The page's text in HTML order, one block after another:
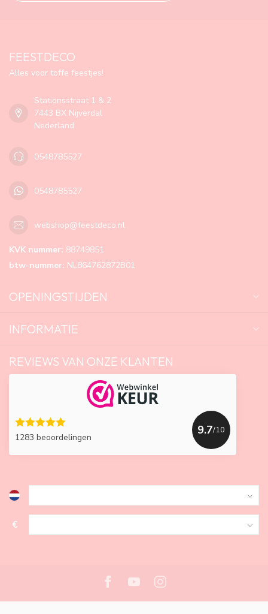
FEESTDECO
Alles voor toffe feestjes!
Stationsstraat 1 & 2
7443 BX Nijverdal
Nederland
0548785527
0548785527
webshop@feestdeco.nl
KVK nummer: 88749851
btw-nummer: NL864762872B01
OPENINGSTIJDEN
INFORMATIE
REVIEWS VAN ONZE KLANTEN
1283 beoordelingen
9.7/10
€